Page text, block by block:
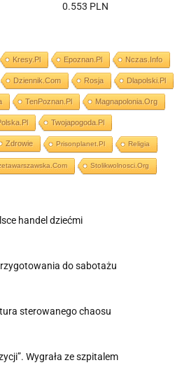
0.553 PLN
Kresy.pl Epoznan.pl Nczas.info
Dziennik.com Rosja Dlapolski.pl
TenPoznan.pl Magnapolonia.org
Twojapogoda.pl
Zdrowie Prisonplanet.pl Religia
Stolikwolnosci.org
handel dziećmi
do sabotażu
sterowanego chaosu
Wygrała ze szpitalem